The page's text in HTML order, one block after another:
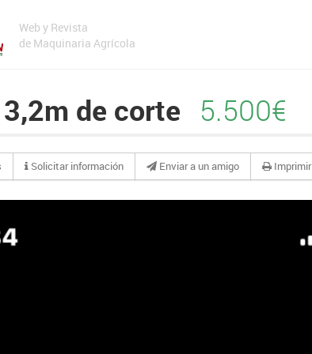
Web y Revista
de Maquinaria Agrícola
de corte 5.500€
Solicitar información Enviar a un amigo Imprimir